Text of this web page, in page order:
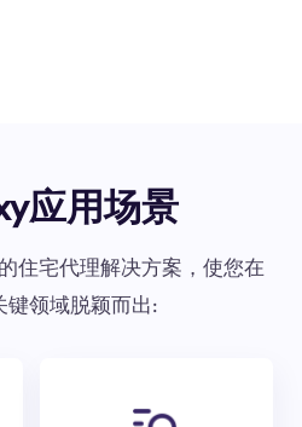
应用场景
住宅代理解决方案，使您在
键领域脱颖而出: